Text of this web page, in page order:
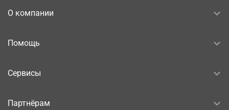
О компании
Помощь
Сервисы
Партнёрам